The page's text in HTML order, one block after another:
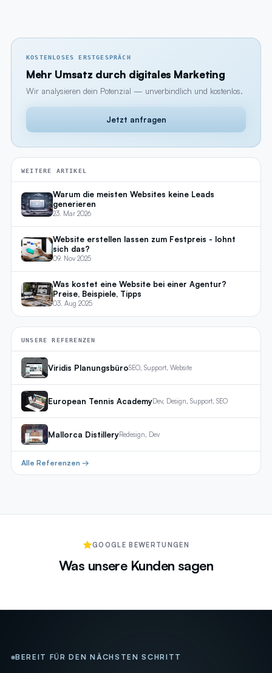
KOSTENLOSES ERSTGESPRÄCH
Mehr Umsatz durch digitales Marketing
Wir analysieren dein Potenzial — unverbindlich und kostenlos.
Jetzt anfragen
WEITERE ARTIKEL
Warum die meisten Websites keine Leads
generieren
23. Mar 2026
Website erstellen lassen zum Festpreis - lohnt
sich das?
09. Nov 2025
Was kostet eine Website bei einer Agentur?
Preise, Beispiele, Tipps
03. Aug 2025
UNSERE REFERENZEN
Viridis PlanungsbüroSEO, Support, Website
European Tennis AcademyDev, Design, Support, SEO
Mallorca DistilleryRedesign, Dev
Alle Referenzen →
GOOGLE BEWERTUNGEN
Was unsere Kunden sagen
BEREIT FÜR DEN NÄCHSTEN SCHRITT